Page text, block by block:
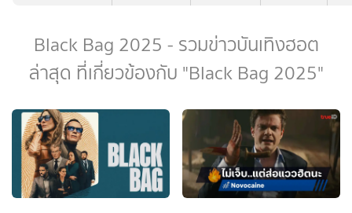
Black Bag 2025 - รวมข่าวบันเทิงฮอต
ล่าสุด ที่เกี่ยวข้องกับ "Black Bag 2025"